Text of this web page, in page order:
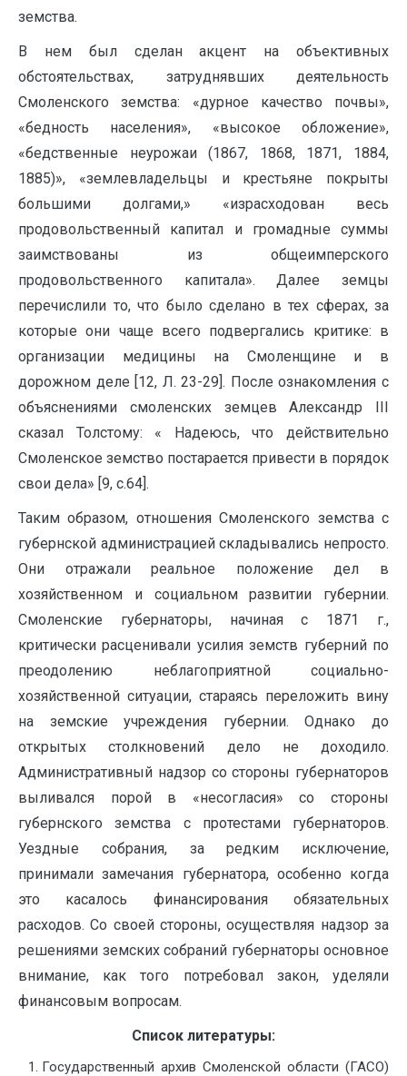
земства.
В нем был сделан акцент на объективных
обстоятельствах, затруднявших деятельность
Смоленского земства: «дурное качество почвы»,
«бедность населения», «высокое обложение»,
«бедственные неурожаи (1867, 1868, 1871, 1884,
1885)», «землевладельцы и крестьяне покрыты
большими долгами,» «израсходован весь
продовольственный капитал и громадные суммы
заимствованы из общеимперского
продовольственного капитала». Далее земцы
перечислили то, что было сделано в тех сферах, за
которые они чаще всего подвергались критике: в
организации медицины на Смоленщине и в
дорожном деле [12, Л. 23-29]. После ознакомления с
объяснениями смоленских земцев Александр III
сказал Толстому: « Надеюсь, что действительно
Смоленское земство постарается привести в порядок
свои дела» [9, с.64].
Таким образом, отношения Смоленского земства с
губернской администрацией складывались непросто.
Они отражали реальное положение дел в
хозяйственном и социальном развитии губернии.
Смоленские губернаторы, начиная с 1871 г.,
критически расценивали усилия земств губерний по
преодолению неблагоприятной социально-
хозяйственной ситуации, стараясь переложить вину
на земские учреждения губернии. Однако до
открытых столкновений дело не доходило.
Административный надзор со стороны губернаторов
выливался порой в «несогласия» со стороны
губернского земства с протестами губернаторов.
Уездные собрания, за редким исключение,
принимали замечания губернатора, особенно когда
это касалось финансирования обязательных
расходов. Со своей стороны, осуществляя надзор за
решениями земских собраний губернаторы основное
внимание, как того потребовал закон, уделяли
финансовым вопросам.
Список литературы:
Государственный архив Смоленской области (ГАСО)